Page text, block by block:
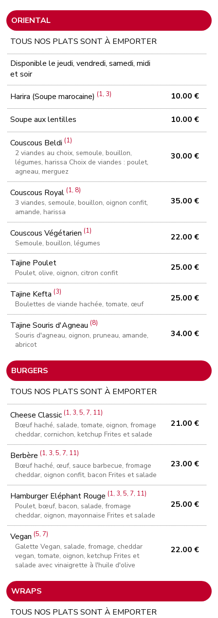
ORIENTAL
TOUS NOS PLATS SONT À EMPORTER
Disponible le jeudi, vendredi, samedi, midi
et soir
Harira (Soupe marocaine)(1, 3) 10.00 €
Soupe aux lentilles 10.00 €
Couscous Beldi(1)
2 viandes au choix, semoule, bouillon,
légumes, harissa Choix de viandes : poulet,
agneau, merguez
30.00 €
Couscous Royal(1, 8)
3 viandes, semoule, bouillon, oignon confit,
amande, harissa
35.00 €
Couscous Végétarien(1)
Semoule, bouillon, légumes
22.00 €
Tajine Poulet
Poulet, olive, oignon, citron confit
25.00 €
Tajine Kefta(3)
Boulettes de viande hachée, tomate, œuf
25.00 €
Tajine Souris d'Agneau(8)
Souris d'agneau, oignon, pruneau, amande,
abricot
34.00 €
BURGERS
TOUS NOS PLATS SONT À EMPORTER
Cheese Classic(1, 3, 5, 7, 11)
Bœuf haché, salade, tomate, oignon, fromage
cheddar, cornichon, ketchup Frites et salade
21.00 €
Berbère(1, 3, 5, 7, 11)
Bœuf haché, œuf, sauce barbecue, fromage
cheddar, oignon confit, bacon Frites et salade
23.00 €
Hamburger Eléphant Rouge(1, 3, 5, 7, 11)
Poulet, bœuf, bacon, salade, fromage
cheddar, oignon, mayonnaise Frites et salade
25.00 €
Vegan(5, 7)
Galette Vegan, salade, fromage, cheddar
vegan, tomate, oignon, ketchup Frites et
salade avec vinaigrette à l'huile d'olive
22.00 €
WRAPS
TOUS NOS PLATS SONT À EMPORTER